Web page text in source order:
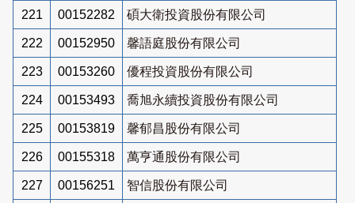
221 00152282 碩大衛投資股份有限公司
222 00152950 馨語庭股份有限公司
223 00153260 優程投資股份有限公司
224 00153493 喬旭永續投資股份有限公司
225 00153819 馨郁昌股份有限公司
226 00155318 萬亨通股份有限公司
227 00156251 智信股份有限公司